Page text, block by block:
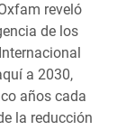
reveló
de los
a 2030,
años cada
la reducción